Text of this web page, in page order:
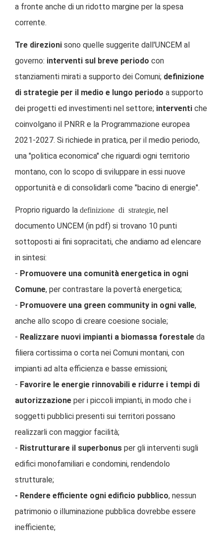
a fronte anche di un ridotto margine per la spesa
corrente.
Tre direzioni sono quelle suggerite dall'UNCEM al
governo: interventi sul breve periodo con
stanziamenti mirati a supporto dei Comuni; definizione
di strategie per il medio e lungo periodo a supporto
dei progetti ed investimenti nel settore; interventi che
coinvolgano il PNRR e la Programmazione europea
2021-2027. Si richiede in pratica, per il medio periodo,
una "politica economica" che riguardi ogni territorio
montano, con lo scopo di sviluppare in essi nuove
opportunità e di consolidarli come "bacino di energie".
Proprio riguardo la definizione di strategie, nel
documento UNCEM (in pdf) si trovano 10 punti
sottoposti ai fini sopracitati, che andiamo ad elencare
in sintesi:
- Promuovere una comunità energetica in ogni
Comune, per contrastare la povertà energetica;
- Promuovere una green community in ogni valle,
anche allo scopo di creare coesione sociale;
- Realizzare nuovi impianti a biomassa forestale da
filiera cortissima o corta nei Comuni montani, con
impianti ad alta efficienza e basse emissioni;
- Favorire le energie rinnovabili e ridurre i tempi di
autorizzazione per i piccoli impianti, in modo che i
soggetti pubblici presenti sui territori possano
realizzarli con maggior facilità;
- Ristrutturare il superbonus per gli interventi sugli
edifici monofamiliari e condomini, rendendolo
strutturale;
- Rendere efficiente ogni edificio pubblico, nessun
patrimonio o illuminazione pubblica dovrebbe essere
inefficiente;